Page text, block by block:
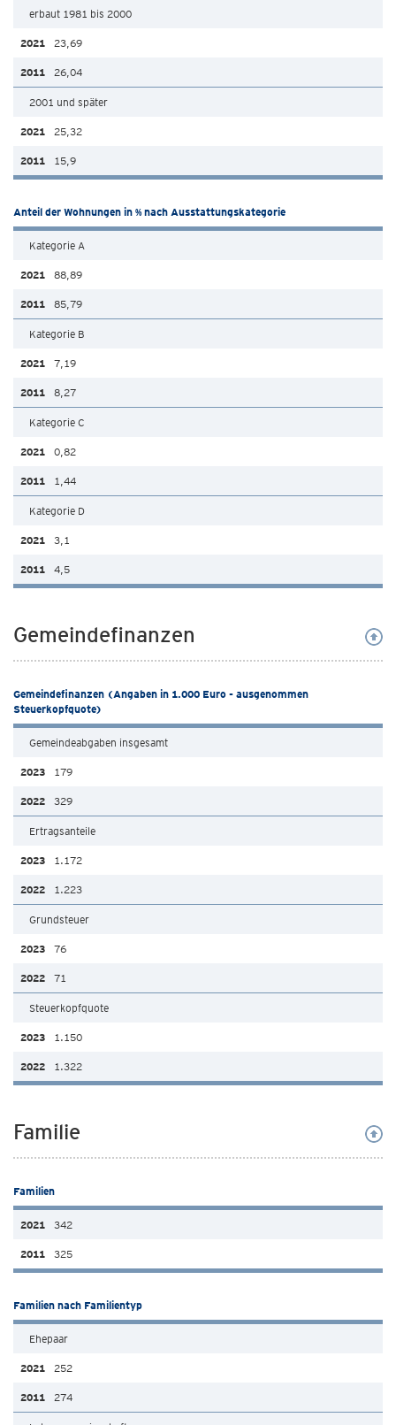
erbaut 1981 bis 2000
23,69
26,04
2001 und später
25,32
15,9
Anteil der Wohnungen in % nach Ausstattungskategorie
Kategorie A
88,89
85,79
Kategorie B
7,19
8,27
Kategorie C
0,82
1,44
Kategorie D
3,1
4,5
Gemeindefinanzen
Gemeindefinanzen (Angaben in 1.000 Euro - ausgenommen
Steuerkopfquote)
Gemeindeabgaben insgesamt
179
329
Ertragsanteile
1.172
1.223
Grundsteuer
76
71
Steuerkopfquote
1.150
1.322
Familie
Familien
342
325
Familien nach Familientyp
Ehepaar
252
274